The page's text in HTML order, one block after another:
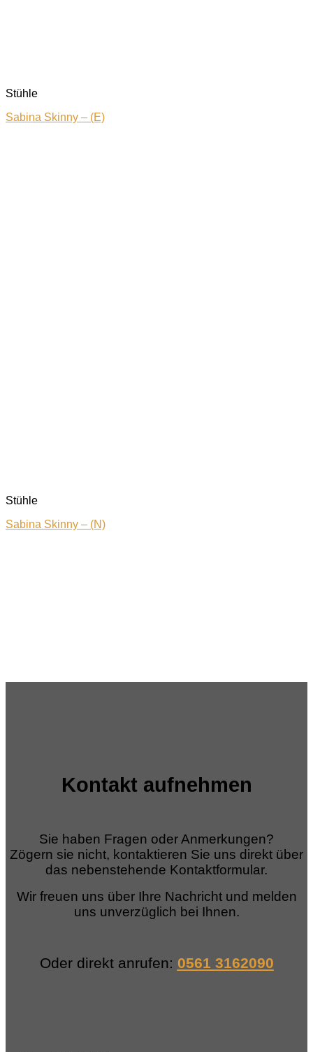
Stühle
Sabina Skinny – (E)
Stühle
Sabina Skinny – (N)
Kontakt aufnehmen
Sie haben Fragen oder Anmerkungen?
Zögern sie nicht, kontaktieren Sie uns direkt über
das nebenstehende Kontaktformular.
Wir freuen uns über Ihre Nachricht und melden
uns unverzüglich bei Ihnen.
Oder direkt anrufen: 0561 3162090